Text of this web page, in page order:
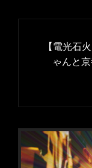
日:
ル
ゲ
ョ
【電光石
ゃんと